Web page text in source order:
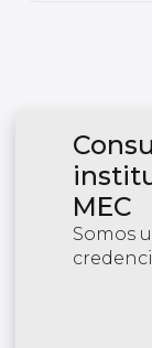
MEC
Somos